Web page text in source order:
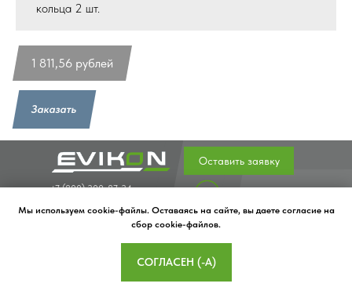
1 811,56 рублей
кольца 2 шт.
Заказать
evikon@evikon.ru
+7 (800) 300-87-34
Оставить заявку
Главная
Водяные полотенцесушители
Карнизы для ванных комнат
Мы используем cookie-файлы. Оставаясь на сайте, вы даете согласие на
сбор cookie-файлов.
СОГЛАСЕН (-А)